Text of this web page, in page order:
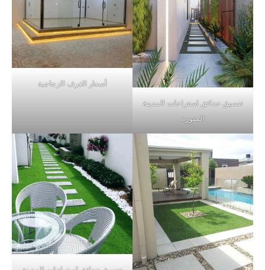
تنسيق حدائق استراحات المدينة
المنورة
أسعار الغرف الزجاجية